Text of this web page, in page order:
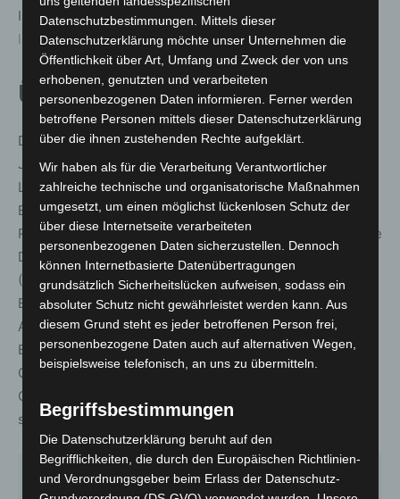
Interessierte unter:https://www.rauchmelder-
lebensretter.de/rauchmelderpflicht/
Über „Rauchmelder retten Leben“
Das Forum Brandrauchprävention e.V. betreibt die im
Jahr 2000 gegründete Initiative „Rauchmelder retten
Leben“. Das Ziel des Forums ist die
Brandschutzprävention, insbesondere mit
Rauchwarnmeldern. Mitglieder des Forums sind führende
Dachverbände wie der Deutsche Feuerwehrverband
(DFV) und die Vereinigung zur Förderung des Deutschen
Brandschutzes (vfdb) sowie Hersteller und Dienstleister.
Am 12.06.2012 gründete das Forum
Brandrauchprävention einen gemeinnützigen Verein.
Geschäftsstelle des Forums ist die Agentur eobiont
GmbH, die auch als Ansprechpartner zur Verfügung
steht.
Datenschutzbestimmungen. Mittels dieser
Datenschutzerklärung möchte unser Unternehmen die
Öffentlichkeit über Art, Umfang und Zweck der von uns
erhobenen, genutzten und verarbeiteten
personenbezogenen Daten informieren. Ferner werden
betroffene Personen mittels dieser Datenschutzerklärung
über die ihnen zustehenden Rechte aufgeklärt.
Wir haben als für die Verarbeitung Verantwortlicher
zahlreiche technische und organisatorische Maßnahmen
umgesetzt, um einen möglichst lückenlosen Schutz der
über diese Internetseite verarbeiteten
personenbezogenen Daten sicherzustellen. Dennoch
können Internetbasierte Datenübertragungen
grundsätzlich Sicherheitslücken aufweisen, sodass ein
absoluter Schutz nicht gewährleistet werden kann. Aus
diesem Grund steht es jeder betroffenen Person frei,
personenbezogene Daten auch auf alternativen Wegen,
beispielsweise telefonisch, an uns zu übermitteln.
Begriffsbestimmungen
Die Datenschutzerklärung beruht auf den
Begrifflichkeiten, die durch den Europäischen Richtlinien-
und Verordnungsgeber beim Erlass der Datenschutz-